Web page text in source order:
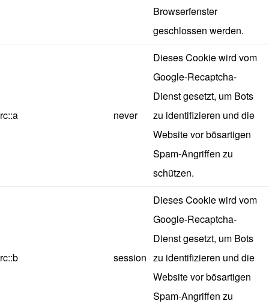
Browserfenster
geschlossen werden.
rc::a never
Dieses Cookie wird vom
Google-Recaptcha-
Dienst gesetzt, um Bots
zu identifizieren und die
Website vor bösartigen
Spam-Angriffen zu
schützen.
rc::b session
Dieses Cookie wird vom
Google-Recaptcha-
Dienst gesetzt, um Bots
zu identifizieren und die
Website vor bösartigen
Spam-Angriffen zu